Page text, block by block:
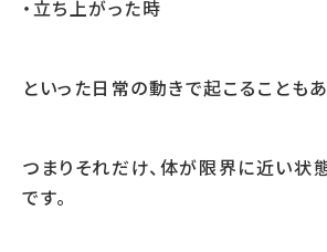
・立ち上がった時
といった日常の動きで起こることもあ
つまりそれだけ、体が限界に近い状
です。